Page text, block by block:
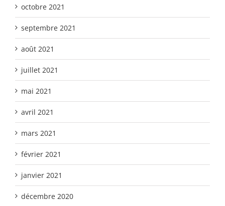
octobre 2021
septembre 2021
août 2021
juillet 2021
mai 2021
avril 2021
mars 2021
février 2021
janvier 2021
décembre 2020